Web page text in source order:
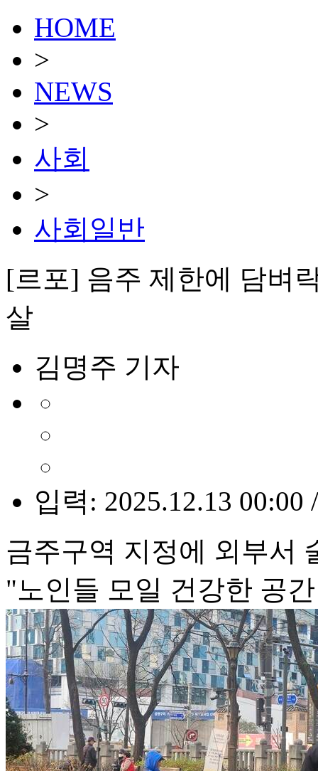
HOME
>
NEWS
>
사회
>
사회일반
[르포] 음주 제한에 담벼
살
김명주 기자
입력: 2025.12.13 00:00
금주구역 지정에 외부서
"노인들 모일 건강한 공